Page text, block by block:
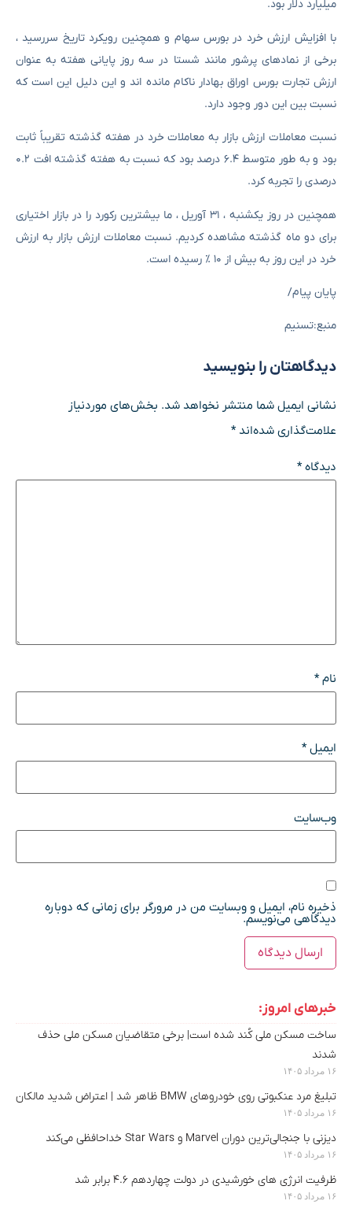
میلیارد دلار بود.
با افزایش ارزش خرد در بورس سهام و همچنین رویکرد تاریخ سررسید ،
برخی از نمادهای پرشور مانند شستا در سه روز پایانی هفته به عنوان
ارزش تجارت بورس اوراق بهادار ناکام مانده اند و این دلیل این است که
نسبت بین این دور وجود دارد.
نسبت معاملات ارزش بازار به معاملات خرد در هفته گذشته تقریباً ثابت
بود و به طور متوسط ​​۶.۴ درصد بود که نسبت به هفته گذشته افت ۰.۲
درصدی را تجربه کرد.
همچنین در روز یکشنبه ، ۳۱ آوریل ، ما بیشترین رکورد را در بازار اختیاری
برای دو ماه گذشته مشاهده کردیم. نسبت معاملات ارزش بازار به ارزش
خرد در این روز به بیش از ۱۰ ٪ رسیده است.
پایان پیام/
منبع:تسنیم
دیدگاهتان را بنویسید
نشانی ایمیل شما منتشر نخواهد شد. بخش‌های موردنیاز
علامت‌گذاری شده‌اند*
دیدگاه*
نام*
ایمیل*
وب‌سایت
ذخیره نام، ایمیل و وبسایت من در مرورگر برای زمانی که دوباره
دیدگاهی می‌نویسم.
خبرهای امروز:
ساخت مسکن ملی کُند شده است| برخی متقاضیان مسکن ملی حذف
شدند
۱۶ مرداد ۱۴۰۵
تبلیغ مرد عنکبوتی روی خودروهای BMW ظاهر شد | اعتراض شدید مالکان
۱۶ مرداد ۱۴۰۵
دیزنی با جنجالی‌ترین دوران Marvel و Star Wars خداحافظی می‌کند
۱۶ مرداد ۱۴۰۵
ظرفیت انرژی های خورشیدی در دولت چهاردهم ۴.۶ برابر شد
۱۶ مرداد ۱۴۰۵